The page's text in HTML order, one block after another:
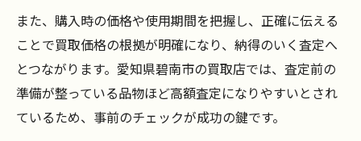
また、購入時の価格や使用期間を把握し、正確に伝える
ことで買取価格の根拠が明確になり、納得のいく査定へ
とつながります。愛知県碧南市の買取店では、査定前の
準備が整っている品物ほど高額査定になりやすいとされ
ているため、事前のチェックが成功の鍵です。